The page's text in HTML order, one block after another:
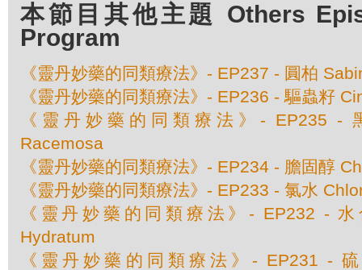
本節目其他主題 Others
Program
《靈丹妙藥的同類療法》- EP237 - 圓柏
《靈丹妙藥的同類療法》- EP236 - 驅蟲籽
《靈丹妙藥的同類療法》- EP235 -
Racemosa
《靈丹妙藥的同類療法》- EP234 - 膽固醇
《靈丹妙藥的同類療法》- EP233 - 氯水
《靈丹妙藥的同類療法》- EP232 - 水
Hydratum
《靈丹妙藥的同類療法》- EP231 -